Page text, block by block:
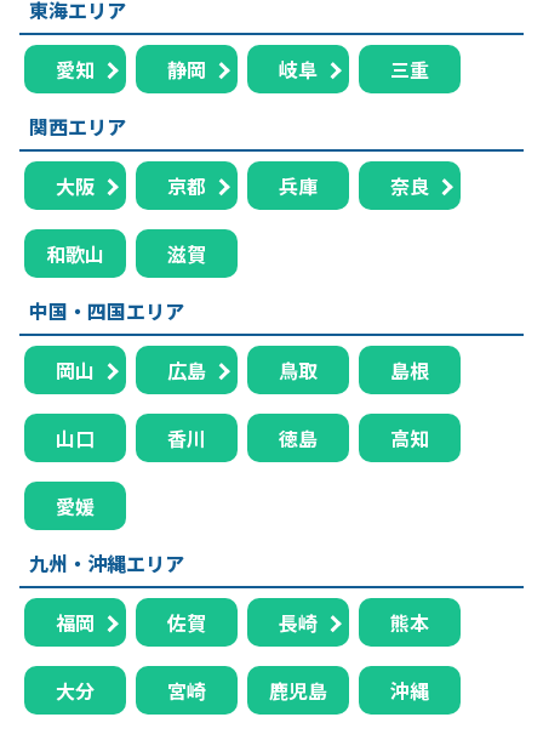
東海エリア
愛知 静岡 岐阜
三重
関西エリア
大阪 京都 兵庫 奈良
和歌山
滋賀
中国・四国エリア
岡山 広島 鳥取 島根
山口 香川 徳島 高知
愛媛
九州・沖縄エリア
福岡 佐賀 長崎 熊本
大分 宮崎 鹿児島 沖縄